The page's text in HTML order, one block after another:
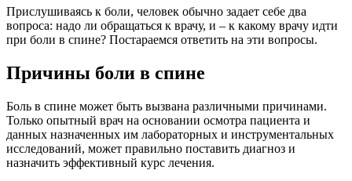
Прислушиваясь к боли, человек обычно задает себе два
вопроса: надо ли обращаться к врачу, и – к какому врачу идти
при боли в спине? Постараемся ответить на эти вопросы.
Причины боли в спине
Боль в спине может быть вызвана различными причинами.
Только опытный врач на основании осмотра пациента и
данных назначенных им лабораторных и инструментальных
исследований, может правильно поставить диагноз и
назначить эффективный курс лечения.